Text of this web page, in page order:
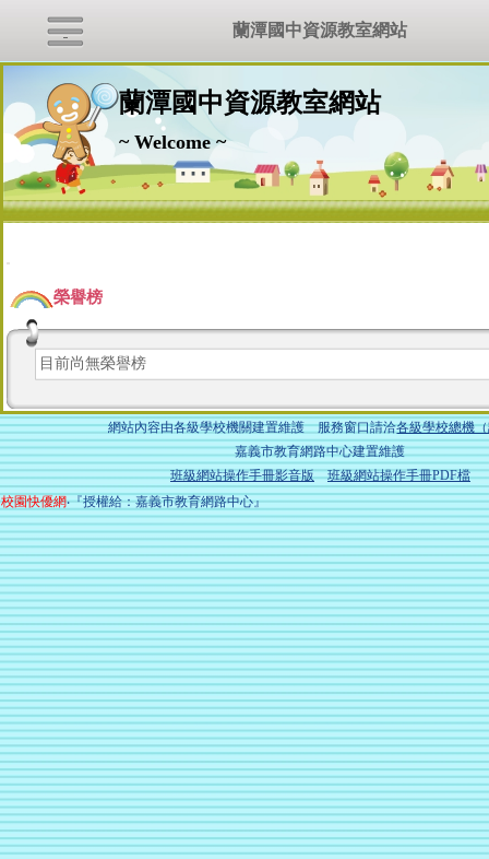
蘭潭國中資源教室網站
~ Welcome ~
:::
榮譽榜
目前尚無榮譽榜
網站內容由各級學校機關建置維護 服務窗口請洽各級學校總機
嘉義市教育網路中心建置維護
班級網站操作手冊影音版
班級網站操作手冊PDF檔
校園快優網‧『授權給：嘉義市教育網路中心』
蘭潭國中資源教室網站